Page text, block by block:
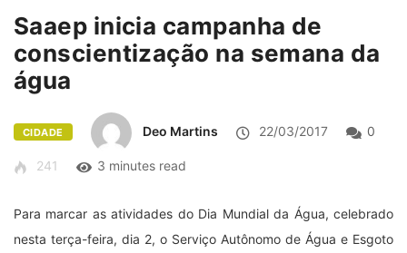
Saaep inicia campanha de
conscientização na semana da
água
CIDADE Deo Martins 22/03/2017 0
241 3 minutes read
Para marcar as atividades do Dia Mundial da Água, celebrado
nesta terça-feira, dia 2, o Serviço Autônomo de Água e Esgoto